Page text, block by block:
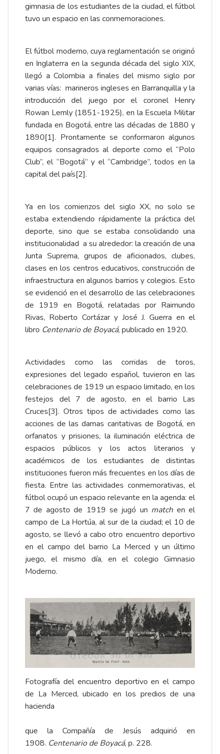
gimnasia de los estudiantes de la ciudad, el fútbol
tuvo un espacio en las conmemoraciones.
El fútbol moderno, cuya reglamentación se originó
en Inglaterra en la segunda década del siglo XIX,
llegó a Colombia a finales del mismo siglo por
varias vías: marineros ingleses en Barranquilla y la
introducción del juego por el coronel Henry
Rowan Lemly (1851-1925), en la Escuela Militar
fundada en Bogotá, entre las décadas de 1880 y
1890[1]. Prontamente se conformaron algunos
equipos consagrados al deporte como el “Polo
Club”, el “Bogotá” y el “Cambridge”, todos en la
capital del país[2].
Ya en los comienzos del siglo XX, no solo se
estaba extendiendo rápidamente la práctica del
deporte, sino que se estaba consolidando una
institucionalidad a su alrededor: la creación de una
Junta Suprema, grupos de aficionados, clubes,
clases en los centros educativos, construcción de
infraestructura en algunos barrios y colegios. Esto
se evidenció en el desarrollo de las celebraciones
de 1919 en Bogotá, relatadas por Raimundo
Rivas, Roberto Cortázar y José J. Guerra en el
libro Centenario de Boyacá, publicado en 1920.
Actividades como las corridas de toros,
expresiones del legado español, tuvieron en las
celebraciones de 1919 un espacio limitado, en los
festejos del 7 de agosto, en el barrio Las
Cruces[3]. Otros tipos de actividades como las
acciones de las damas caritativas de Bogotá, en
orfanatos y prisiones, la iluminación eléctrica de
espacios públicos y los actos literarios y
académicos de los estudiantes de distintas
instituciones fueron más frecuentes en los días de
fiesta. Entre las actividades conmemorativas, el
fútbol ocupó un espacio relevante en la agenda: el
7 de agosto de 1919 se jugó un matchen el
campo de La Hortúa, al sur de la ciudad; el 10 de
agosto, se llevó a cabo otro encuentro deportivo
en el campo del barrio La Merced y un último
juego, el mismo día, en el colegio Gimnasio
Moderno.
Fotografía del encuentro deportivo en el campo
de La Merced, ubicado en los predios de una
hacienda
que la Compañía de Jesús adquirió en
1908. Centenario de Boyacá, p. 228.